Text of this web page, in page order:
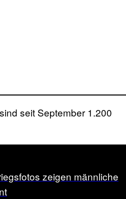
seit September 1.200
zeigen männliche